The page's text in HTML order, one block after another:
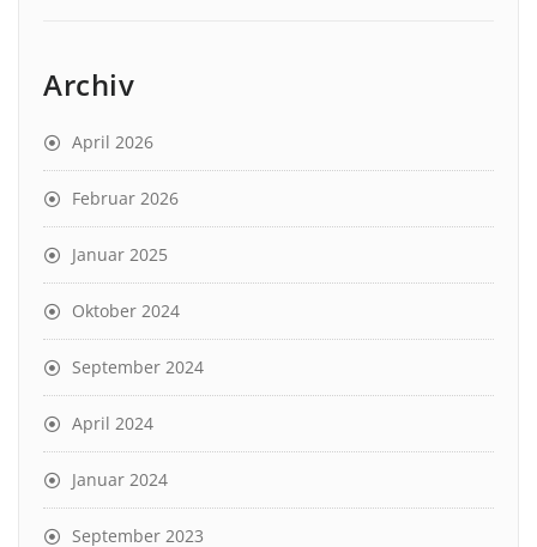
Archiv
April 2026
Februar 2026
Januar 2025
Oktober 2024
September 2024
April 2024
Januar 2024
September 2023